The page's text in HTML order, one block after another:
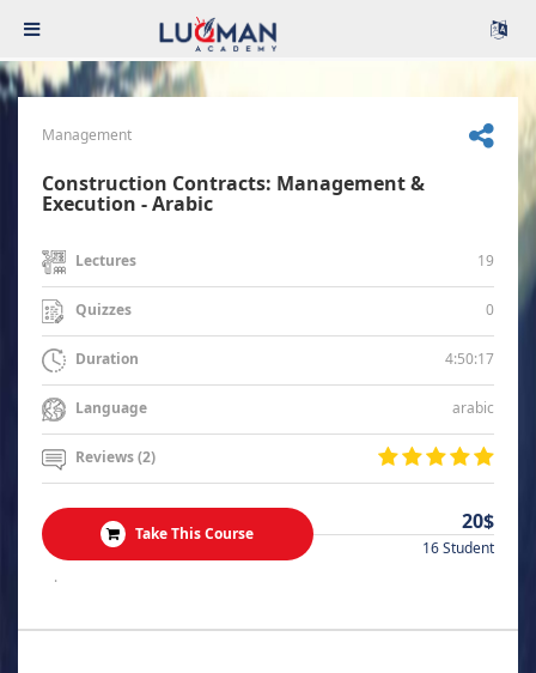
Management
Construction Contracts: Management &
Execution - Arabic
Lectures 19
Quizzes 0
Duration 4:50:17
Language arabic
Reviews (2)
Take This Course 20$
16 Student
.